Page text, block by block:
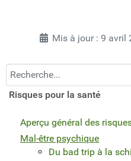
Mis à jour : 9 avril
Recherchez...
Risques pour la santé
Aperçu général des
Mal-être psychique
Du bad trip à la